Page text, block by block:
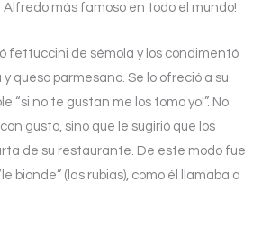
más famoso en todo el mundo!
fettuccini de sémola y los condimentó
queso parmesano. Se lo ofreció a su
“si no te gustan me los tomo yo!”. No
gusto, sino que le sugirió que los
de su restaurante. De este modo fue
bionde” (las rubias), como él llamaba a